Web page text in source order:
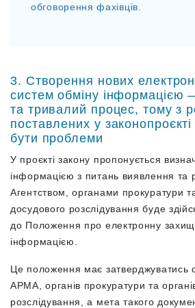
обговорення фахівців.
3. Створення нових
систем обміну інформацією
та тривалий процес, тому з
поставлених у
бути проблеми
У проєкті закону пропонується
інформацією з питань виявлення та
Агентством, органами прокуратури
досудового розслідування буде
до Положення про електронну
інформацією.
Це положення має затверджуватись
АРМА, органів прокуратури та
розслідування, а мета такого